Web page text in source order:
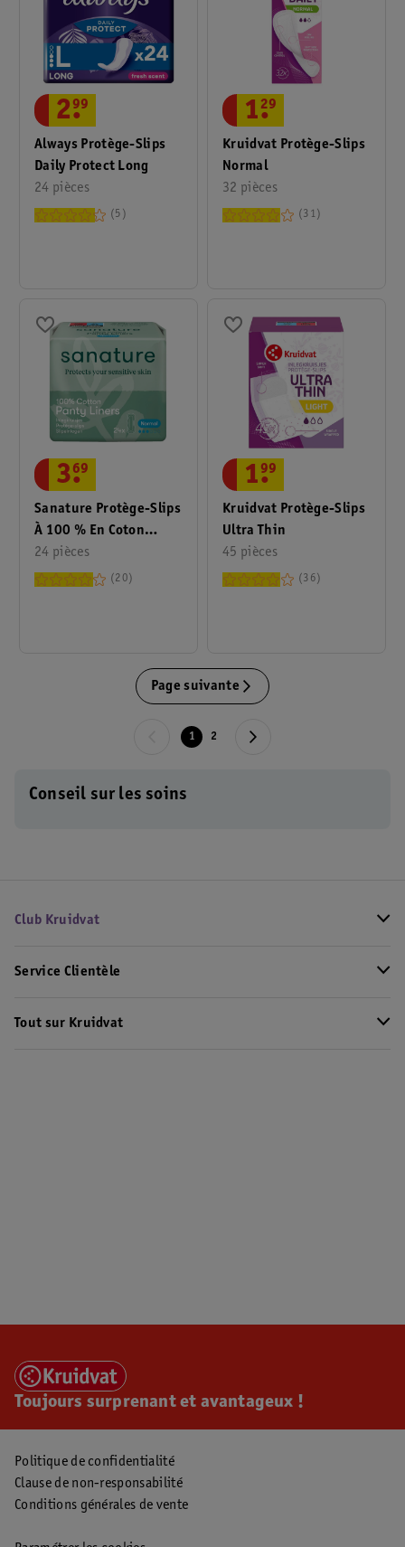
Always Protège-Slips
Daily Protect Long
24 pièces
2.
99
5
Kruidvat Protège-Slips
Normal
32 pièces
1.
29
31
Sanature Protège-Slips
À 100 % En Coton
Normal
24 pièces
3.
69
20
Kruidvat Protège-Slips
Ultra Thin
45 pièces
1.
99
36
Page suivante
1 2
Conseil sur les soins
Club Kruidvat
Service Clientèle
Tout sur Kruidvat
Toujours surprenant et avantageux !
Politique de confidentialité
Clause de non-responsabilité
Conditions générales de vente